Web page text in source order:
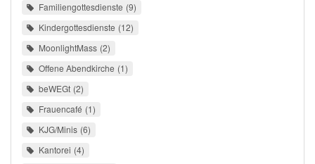
Familiengottesdienste 9
Kindergottesdienste 12
MoonlightMass 2
Offene Abendkirche 1
beWEGt 2
Frauencafé 1
KJG/Minis 6
Kantorei 4